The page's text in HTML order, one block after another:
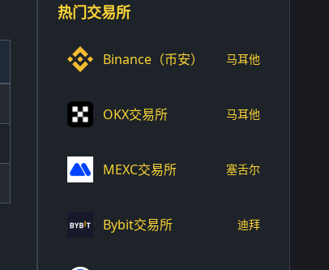
热门交易所
Binance（币安） 马耳他
OKX交易所 马耳他
MEXC交易所 塞舌尔
Bybit交易所 迪拜